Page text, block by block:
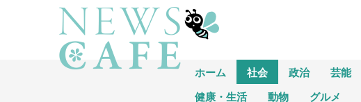
ホーム 社会 政治 芸能
健康・生活 動物 グルメ